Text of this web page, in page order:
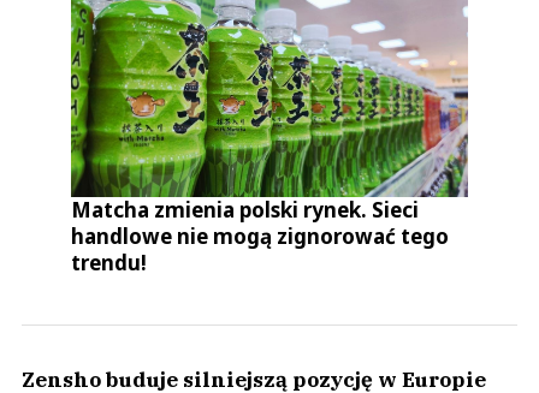
Matcha zmienia polski rynek. Sieci
handlowe nie mogą zignorować tego
trendu!
Zensho buduje silniejszą pozycję w Europie